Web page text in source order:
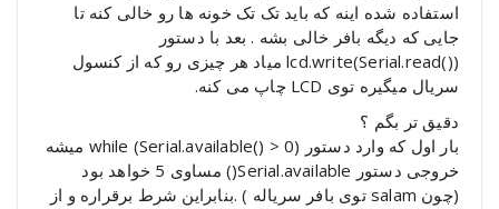
استفاده شده اینه که باید تک تک خونه ها رو خالی کنه تا
جایی که دیگه بافر خالی بشه . بعد با دستور
(()lcd.write(Serial.read میاد هر چیزی رو که از کنسول
سریال میگیره توی LCD چاپ می کنه.
دقیق تر بگم ؟
بار اول که وارد دستور (while (Serial.available() > 0 میشه
خروجی دستور Serial.available() مساوی 5 خواهد بود
(چون salam توی بافر سریاله ) .بنابراین شرط برقراره و از